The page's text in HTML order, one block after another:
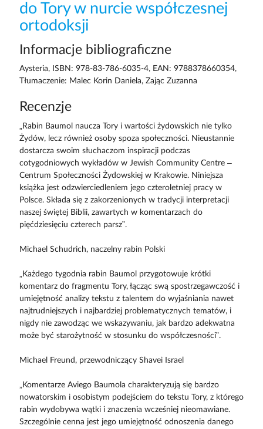
do Tory w nurcie współczesnej
ortodoksji
Informacje bibliograficzne
Aysteria, ISBN: 978-83-786-6035-4, EAN: 9788378660354,
Tłumaczenie: Malec Korin Daniela, Zając Zuzanna
Recenzje
„Rabin Baumol naucza Tory i wartości żydowskich nie tylko
Żydów, lecz również osoby spoza społeczności. Nieustannie
dostarcza swoim słuchaczom inspiracji podczas
cotygodniowych wykładów w Jewish Community ­Centre –
Centrum Społeczności Żydowskiej w Krakowie. Niniejsza
książka jest odzwierciedleniem jego czteroletniej pracy w
Polsce. Składa się z zakorzenionych w tradycji interpretacji
naszej świętej Biblii, zawartych w komentarzach do
pięćdziesięciu czterech parsz”.
Michael Schudrich, naczelny rabin Polski
„Każdego tygodnia rabin Baumol przygotowuje krótki
komentarz do fragmentu Tory, łącząc swą spostrzegawczość i
umiejętność analizy tekstu z talentem do wyjaśniania nawet
najtrudniejszych i najbardziej problematycznych tematów, i
nigdy nie zawodząc we wskazywaniu, jak bardzo adekwatna
może być starożytność w stosunku do współczesności”.
Michael Freund, przewodniczący Shavei Israel
„Komentarze Aviego Baumola charakteryzują się bardzo
nowatorskim i osobistym podejściem do tekstu Tory, z którego
rabin wydobywa wątki i znaczenia wcześniej nieomawiane.
Szczególnie cenna jest jego umiejętność odnoszenia danego